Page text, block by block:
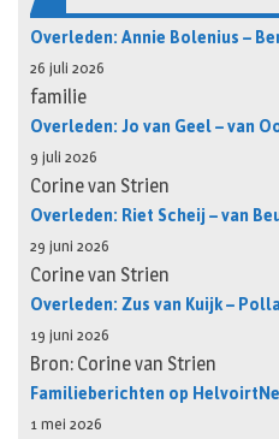
Overleden: Annie Bolenius –
26 juli 2026
familie
Overleden: Jo van Geel – van
9 juli 2026
Corine van Strien
Overleden: Riet Scheij – van
29 juni 2026
Corine van Strien
Overleden: Zus van Kuijk –
19 juni 2026
Bron: Corine van Strien
Familieberichten op
1 mei 2026